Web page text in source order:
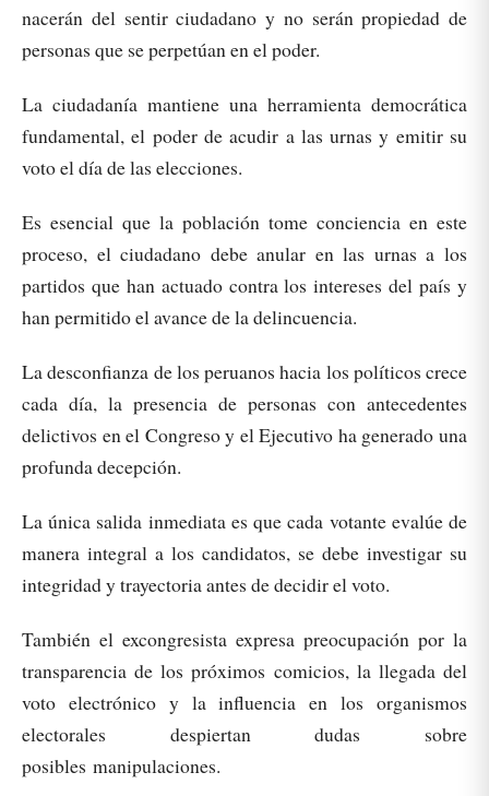
nacerán del sentir ciudadano y no serán propiedad de
personas que se perpetúan en el poder.
La ciudadanía mantiene una herramienta democrática
fundamental, el poder de acudir a las urnas y emitir su
voto el día de las elecciones.
Es esencial que la población tome conciencia en este
proceso, el ciudadano debe anular en las urnas a los
partidos que han actuado contra los intereses del país y
han permitido el avance de la delincuencia.
La desconfianza de los peruanos hacia los políticos crece
cada día, la presencia de personas con antecedentes
delictivos en el Congreso y el Ejecutivo ha generado una
profunda decepción.
La única salida inmediata es que cada votante evalúe de
manera integral a los candidatos, se debe investigar su
integridad y trayectoria antes de decidir el voto.
También el excongresista expresa preocupación por la
transparencia de los próximos comicios, la llegada del
voto electrónico y la influencia en los organismos
electorales despiertan dudas sobre
posibles manipulaciones.